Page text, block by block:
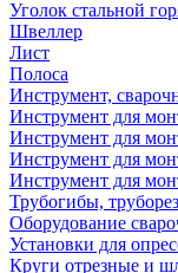
Уголок стальной
Швеллер
Лист
Полоса
Инструмент,
Инструмент для
Инструмент для
Инструмент для
Инструмент для
Трубогибы,
Оборудование
Установки для
Круги отрезные и